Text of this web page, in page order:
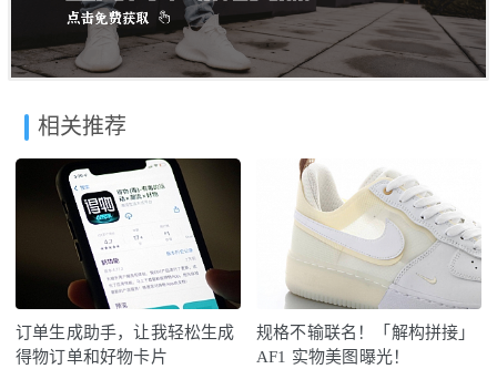
相关推荐
订单生成助手，让我轻松生成
得物订单和好物卡片
规格不输联名！「解构拼接」
AF1 实物美图曝光！